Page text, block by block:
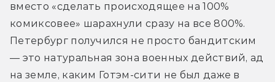
вместо «сделать происходящее на 100%
комиксовее» шарахнули сразу на все 800%.
Петербург получился не просто бандитским
— это натуральная зона военных действий, ад
на земле, каким Готэм-сити не был даже в